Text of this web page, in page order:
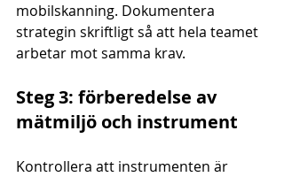
mobilskanning. Dokumentera
strategin skriftligt så att hela teamet
arbetar mot samma krav.
Steg 3: förberedelse av
mätmiljö och instrument
Kontrollera att instrumenten är